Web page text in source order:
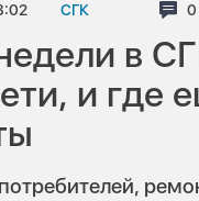
СГК 0
в
и где